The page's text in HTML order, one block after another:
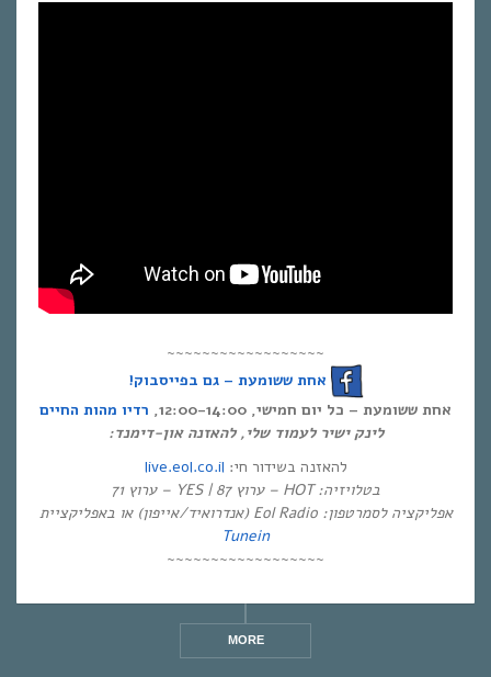
MORE
MORE
~~~~~~~~~~~~~~~~~~
אחת ששומעת – גם בפייסבוק!
אחת ששומעת – כל יום חמישי, 12:00-14:00,
רדיו מהות החיים
לינק ישיר לעמוד שלי, להאזנה און-דימנד:
להאזנה בשידור חי: live.eol.co.il
בטלויזיה: HOT – ערוץ 87 | YES – ערוץ 71
אפליקציה לסמרטפון: Eol Radio (אנדרואיד/אייפון) או באפליקציית
Tunein
~~~~~~~~~~~~~~~~~~
MORE